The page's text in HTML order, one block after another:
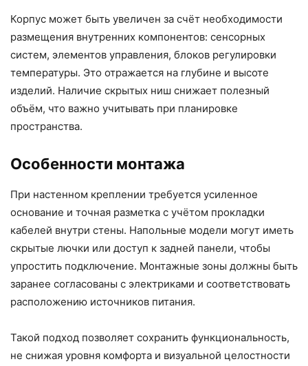
Корпус может быть увеличен за счёт необходимости
размещения внутренних компонентов: сенсорных
систем, элементов управления, блоков регулировки
температуры. Это отражается на глубине и высоте
изделий. Наличие скрытых ниш снижает полезный
объём, что важно учитывать при планировке
пространства.
Особенности монтажа
При настенном креплении требуется усиленное
основание и точная разметка с учётом прокладки
кабелей внутри стены. Напольные модели могут иметь
скрытые лючки или доступ к задней панели, чтобы
упростить подключение. Монтажные зоны должны быть
заранее согласованы с электриками и соответствовать
расположению источников питания.
Такой подход позволяет сохранить функциональность,
не снижая уровня комфорта и визуальной целостности